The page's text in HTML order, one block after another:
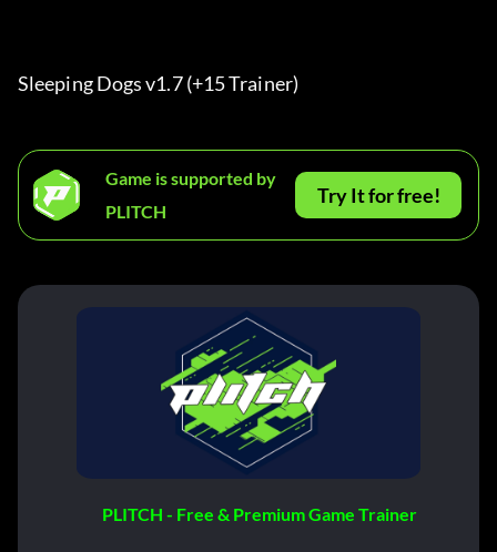
Sleeping Dogs v1.7 (+15 Trainer)
Game is supported by
PLITCH
Try It for free!
PLITCH - Free & Premium Game Trainer